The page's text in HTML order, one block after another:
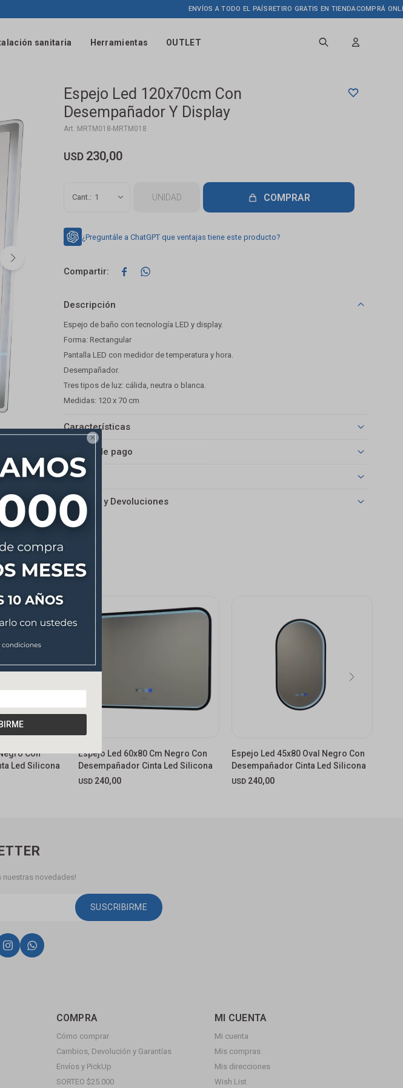

sanitaria Herramientas OUTLET
ENVÍOS A TODO EL PAÍS RETIRO GRATIS EN TIENDACOMPRÁ ONLINE
Espejo Led 120x70cm Con
Desempañador Y Display
MRTM018-MRTM018
USD 230,00
1 UNIDAD COMPRAR
¿Preguntále a ChatGPT que ventajas tiene este producto?
 
Descripción
Espejo de baño con tecnología LED y display.
Forma: Rectangular
Pantalla LED con medidor de temperatura y hora.
Desempañador.
Tres tipos de luz: cálida, neutra o blanca.
Medidas: 120 x 70 cm
Características
Medios de pago
Envíos
Cambios y Devoluciones
Con
Led Silicona
Espejo Led 60x80 Cm Negro Con
Desempañador Cinta Led Silicona
USD 240,00
Espejo Led 45x80 Oval Negro Con
Desempañador Cinta Led Silicona
USD 240,00
COMPRA
Cómo comprar
Cambios, Devolución y Garantías
Envíos y PickUp
SORTEO $25.000
MI CUENTA
Mi cuenta
Mis compras
Mis direcciones
Wish List
nuestras novedades!
SUSCRIBIRME
 